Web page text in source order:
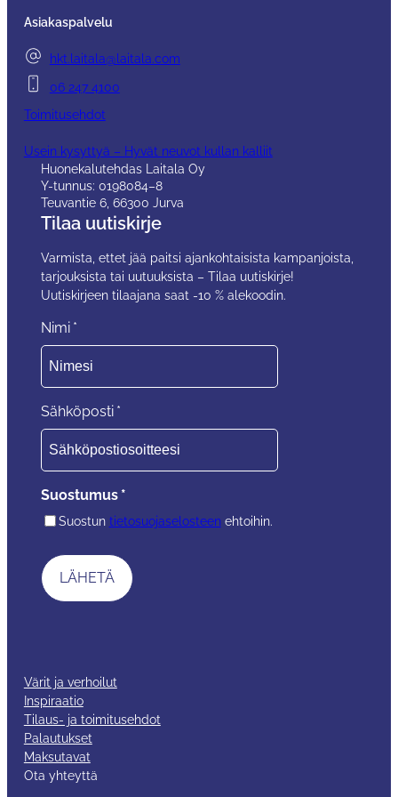
verhoilutyö.
Asiakaspalvelu
hkt.laitala@laitala.com
06 247 4100
Toimitusehdot
Usein kysyttyä – Hyvät neuvot kullan kalliit
Huonekalutehdas Laitala Oy
Y-tunnus: 0198084–8
Teuvantie 6, 66300 Jurva
Tilaa uutiskirje
Varmista, ettet jää paitsi ajankohtaisista kampanjoista,
tarjouksista tai uutuuksista – Tilaa uutiskirje!
Uutiskirjeen tilaajana saat -10 % alekoodin.
Nimi *
Sähköposti *
Suostumus *
Suostun tietosuojaselosteen ehtoihin.
Värit ja verhoilut
Inspiraatio
Tilaus- ja toimitusehdot
Palautukset
Maksutavat
Ota yhteyttä